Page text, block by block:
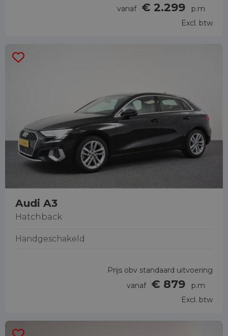
vanaf € 2.299
p.m
Excl. btw
Audi A3
Hatchback
Handgeschakeld
Prijs obv standaard uitvoering
vanaf € 879
p.m
Excl. btw